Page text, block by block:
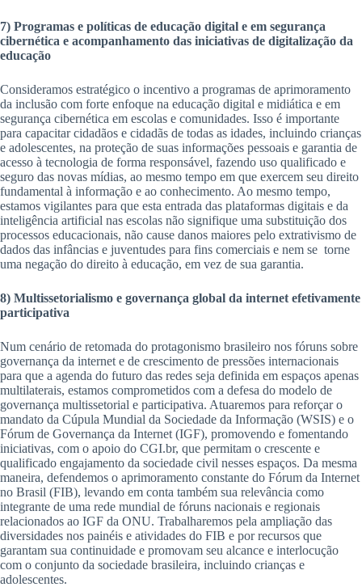
7) Programas e políticas de educação digital e em segurança
cibernética e acompanhamento das iniciativas de digitalização da
educação
Consideramos estratégico o incentivo a programas de aprimoramento
da inclusão com forte enfoque na educação digital e midiática e em
segurança cibernética em escolas e comunidades. Isso é importante
para capacitar cidadãos e cidadãs de todas as idades, incluindo crianças
e adolescentes, na proteção de suas informações pessoais e garantia de
acesso à tecnologia de forma responsável, fazendo uso qualificado e
seguro das novas mídias, ao mesmo tempo em que exercem seu direito
fundamental à informação e ao conhecimento. Ao mesmo tempo,
estamos vigilantes para que esta entrada das plataformas digitais e da
inteligência artificial nas escolas não signifique uma substituição dos
processos educacionais, não cause danos maiores pelo extrativismo de
dados das infâncias e juventudes para fins comerciais e nem se torne
uma negação do direito à educação, em vez de sua garantia.
8) Multissetorialismo e governança global da internet efetivamente
participativa
Num cenário de retomada do protagonismo brasileiro nos fóruns sobre
governança da internet e de crescimento de pressões internacionais
para que a agenda do futuro das redes seja definida em espaços apenas
multilaterais, estamos comprometidos com a defesa do modelo de
governança multissetorial e participativa. Atuaremos para reforçar o
mandato da Cúpula Mundial da Sociedade da Informação (WSIS) e o
Fórum de Governança da Internet (IGF), promovendo e fomentando
iniciativas, com o apoio do CGI.br, que permitam o crescente e
qualificado engajamento da sociedade civil nesses espaços. Da mesma
maneira, defendemos o aprimoramento constante do Fórum da Internet
no Brasil (FIB), levando em conta também sua relevância como
integrante de uma rede mundial de fóruns nacionais e regionais
relacionados ao IGF da ONU. Trabalharemos pela ampliação das
diversidades nos painéis e atividades do FIB e por recursos que
garantam sua continuidade e promovam seu alcance e interlocução
com o conjunto da sociedade brasileira, incluindo crianças e
adolescentes.